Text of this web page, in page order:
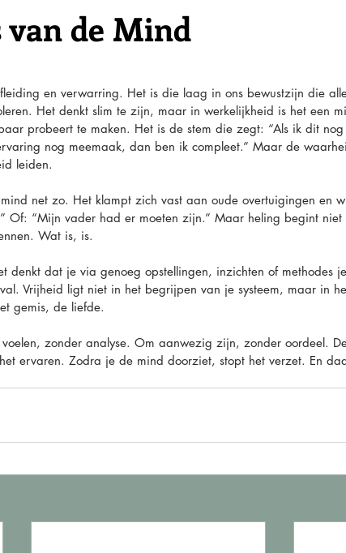
van de Mind
en verwarring. Het is die laag in ons bewustzijn die
Het denkt slim te zijn, maar in werkelijkheid is het een
probeert te maken. Het is de stem die zegt: “Als ik dit
nog meemaak, dan ben ik compleet.” Maar de
leiden.
net zo. Het klampt zich vast aan oude overtuigingen en
Of: “Mijn vader had er moeten zijn.” Maar heling begint
Wat is, is.
denkt dat je via genoeg opstellingen, inzichten of methodes
Vrijheid ligt niet in het begrijpen van je systeem, maar in
gemis, de liefde.
zonder analyse. Om aanwezig zijn, zonder oordeel.
ervaren. Zodra je de mind doorziet, stopt het verzet. En